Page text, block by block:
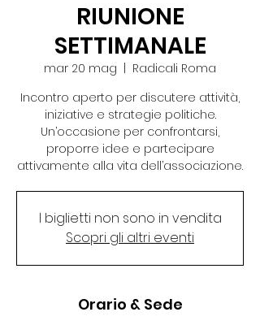
RIUNIONE
SETTIMANALE
mar 20 mag
Radicali Roma
Incontro aperto per discutere attività,
iniziative e strategie politiche.
Un’occasione per confrontarsi,
proporre idee e partecipare
attivamente alla vita dell’associazione.
I biglietti non sono in vendita
Scopri gli altri eventi
Orario & Sede